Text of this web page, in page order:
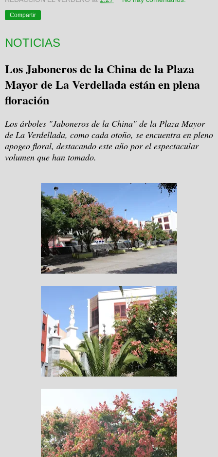
Compartir
NOTICIAS
Los Jaboneros de la China de la Plaza
Mayor de La Verdellada están en plena
floración
Los árboles "Jaboneros de la China" de la Plaza Mayor
de La Verdellada, como cada otoño, se encuentra en pleno
apogeo floral, destacando este año por el espectacular
volumen que han tomado.